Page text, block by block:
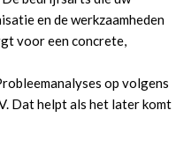
en de werkzaamheden
voor een concrete,
op volgens
Dat helpt als het later komt